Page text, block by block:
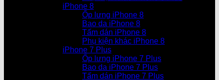
iPhone 8
Ốp lưng iPhone 8
Bao da iPhone 8
Tấm dán iPhone 8
Phụ kiện khác iPhone 8
iPhone 7 Plus
Ốp lưng iPhone 7 Plus
Bao da iPhone 7 Plus
Tấm dán iPhone 7 Plus